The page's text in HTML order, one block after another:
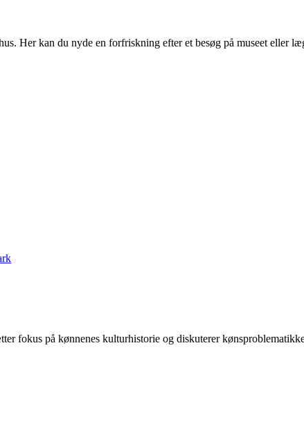
Her kan du nyde en forfriskning efter et besøg på museet eller
fokus på kønnenes kulturhistorie og diskuterer